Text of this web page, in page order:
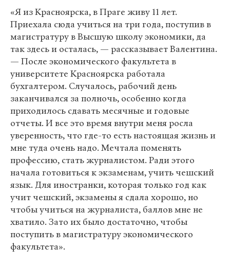
«Я из Красноярска, в Праге живу 11 лет.
Приехала сюда учиться на три года, поступив в
магистратуру в Высшую школу экономики, да
так здесь и осталась, — рассказывает Валентина.
— После экономического факультета в
университете Красноярска работала
бухгалтером. Случалось, рабочий день
заканчивался за полночь, особенно когда
приходилось сдавать месячные и годовые
отчеты. И все это время внутри меня росла
уверенность, что где-то есть настоящая жизнь и
мне туда очень надо. Мечтала поменять
профессию, стать журналистом. Ради этого
начала готовиться к экзаменам, учить чешский
язык. Для иностранки, которая только год как
учит чешский, экзамены я сдала хорошо, но
чтобы учиться на журналиста, баллов мне не
хватило. Зато их было достаточно, чтобы
поступить в магистратуру экономического
факультета».